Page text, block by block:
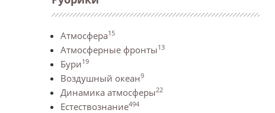
Атмосфера15
Атмосферные фронты13
Бури19
Воздушный океан9
Динамика атмосферы22
Естествознание494